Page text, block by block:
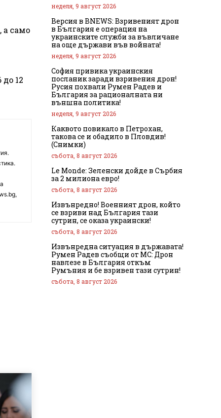
а само
12
неделя, 9 август 2026
Версия в BNEWS: Взривеният дрон
в България е операция на
украинските служби за въвличане
на още държави във войната!
неделя, 9 август 2026
София привика украинския
посланик заради взривения дрон!
Русия похвали Румен Радев и
България за рационалната ни
външна политика!
неделя, 9 август 2026
Каквото повикало в Петрохан,
такова се и обадило в Пловдив!
(Снимки)
събота, 8 август 2026
Le Monde: Зеленски дойде в Сърбия
за 2 милиона евро!
събота, 8 август 2026
Извънредно! Военният дрон, който
се взриви над България тази
сутрин, се оказа украински!
събота, 8 август 2026
Извънредна ситуация в държавата!
Румен Радев съобщи от МС: Дрон
навлезе в България откъм
Румъния и бе взривен тази сутрин!
събота, 8 август 2026